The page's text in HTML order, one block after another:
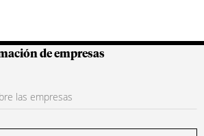
Colombianas
de empresas